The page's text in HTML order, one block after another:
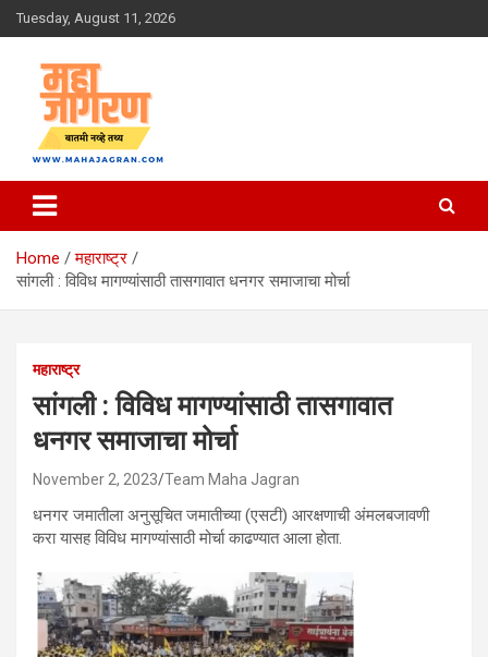
Skip
to
Tuesday, August 11, 2026
महा जागरण
Home
महाराष्ट्र
सांगली : विविध मागण्यांसाठी तासगावात धनगर समाजाचा मोर्चा
महाराष्ट्र
सांगली : विविध मागण्यांसाठी तासगावात
धनगर समाजाचा मोर्चा
November 2, 2023 Team Maha Jagran
धनगर जमातीला अनुसूचित जमातीच्या (एसटी) आरक्षणाची अंमलबजावणी
करा यासह विविध मागण्यांसाठी मोर्चा काढण्यात आला होता.